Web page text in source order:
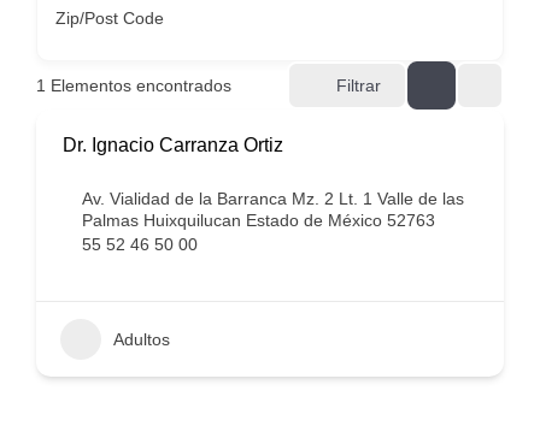
Zip/Post Code
1 Elementos encontrados Filtrar
Dr. Ignacio Carranza Ortiz
Av. Vialidad de la Barranca Mz. 2 Lt. 1 Valle de las
Palmas Huixquilucan Estado de México 52763
55 52 46 50 00
Adultos